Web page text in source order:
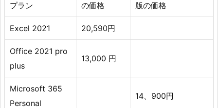
プラン
の価格
版の価格
Excel 2021 20,590円
Office 2021 pro
plus
13,000 円
Microsoft 365
Personal
14、900円